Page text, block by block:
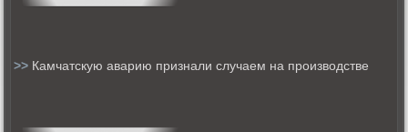
>> Камчатскую аварию признали случаем на производстве